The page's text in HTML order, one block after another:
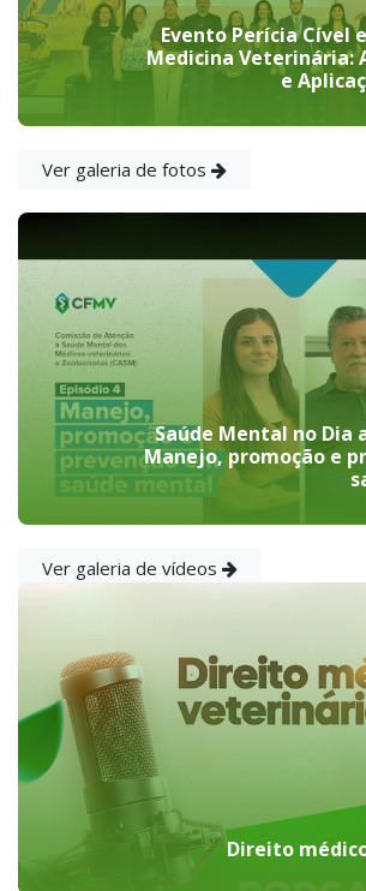
Evento Perícia Cível
Medicina Veterinária:
e
Ver galeria de fotos
Saúde Mental no Dia
Manejo, promoção e
Ver galeria de vídeos
Direito